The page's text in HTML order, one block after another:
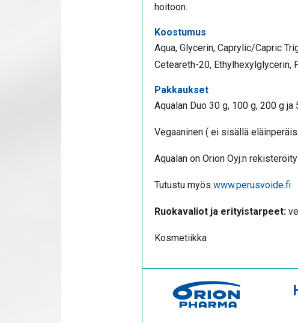
hoitoon.
Koostumus
Aqua, Glycerin, Caprylic/Capric
Ceteareth-20, Ethylhexylglycerin,
Pakkaukset
Aqualan Duo 30 g, 100 g, 200 g ja
Vegaaninen ( ei sisällä
Aqualan on Orion Oyj:n
Tutustu myös www.perusvoide.fi
Ruokavaliot ja erityistarpeet:
Kosmetiikka